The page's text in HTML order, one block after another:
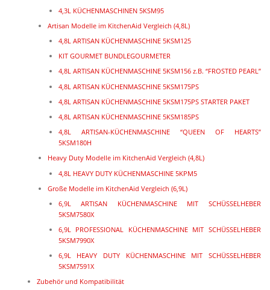
Mini Modelle im KitchenAid Vergleich (3,3L)
3,3L KÜCHEN­MA­SCHINE 5KSM3311X
Klassische Modelle im KitchenAid Vergleich (4,3L)
4,3L CLASSIC KÜCHEN­MA­SCHINEN 5K45SS
4,8L ARTISAN KÜCHEN­MA­SCHINE 5KSM125
KIT GOURMET BUNDLEGOURMETER
4,8L ARTISAN KÜCHEN­MA­SCHINE 5KSM156 z.B. “FROSTED
4,8L ARTISAN KÜCHEN­MA­SCHINE 5KSM175PS
4,8L ARTISAN KÜCHEN­MA­SCHINE 5KSM175PS STARTER
4,8L ARTISAN KÜCHEN­MA­SCHINE 5KSM185PS
4,8L ARTISAN-KÜCHEN­­MA­­SCHINE “QUEEN OF
Heavy Duty Modelle im KitchenAid Vergleich (4,8L)
4,8L HEAVY DUTY KÜCHEN­MA­SCHINE 5KPM5